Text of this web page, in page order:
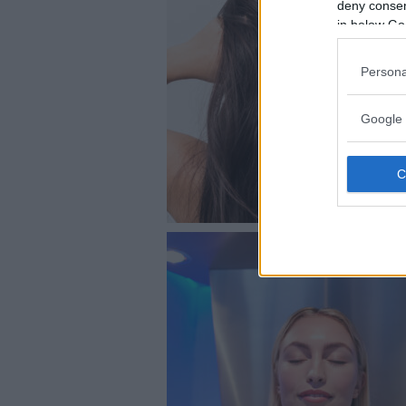
deny
in below
Google